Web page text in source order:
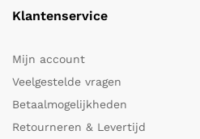
Klantenservice
Mijn account
Veelgestelde vragen
Betaalmogelijkheden
Retourneren & Levertijd